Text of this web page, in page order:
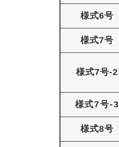
様式6号
様式7号
様式7号-2
様式7号-3
様式8号